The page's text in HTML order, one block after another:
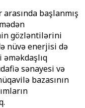
başlanmış
gözləntilərini
nüvə enerjisi də
sənayesi və
bazasının